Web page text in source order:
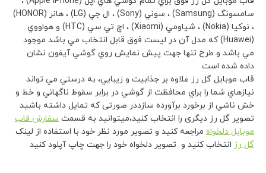
سامسونگ (Samsung) ، سوني (Sony) ، ال جي (LG) ، هانر (HONOR)
، نوکيا (Nokia) ، شياومي (Xiaomi) ، اچ تي سي (HTC) و هواووي
(Huawei) که مدل آن در ليست فوق قابل انتخاب مي باشد موجود
مي باشد و طرح تنها جهت پيش نمايش روي گوشي آيفون نشان
داده شده است
قاب موبایل گل رز علاوه بر جذابيت و زيبايي، به درستي مي تواند
نيازهاي شما را براي محافظت از گوشي در برابر سقوط ناگهاني و خط و
خش ناشي از برخورد برآورده سازددر صورتی که تمایل داشته باشید
تصویر گل رز دیگری را انتخاب کنید،میتوانید به قسمت سفارش قاب
موبایل دلخواه مراجعه کنید و تصویر مورد نظر خود با استفاده از لینک
گل رز انتخاب کنید و تصویر دلخواه خود را جهت چاپ آپلود کنید